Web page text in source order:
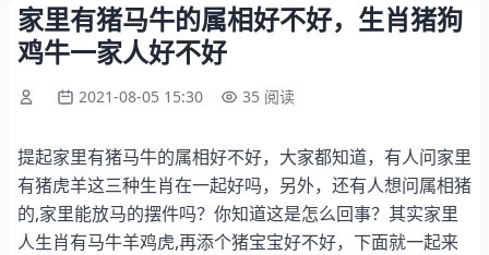
家里有猪马牛的属相好不好，生肖猪狗
鸡牛一家人好不好
2021-08-05 15:30 35 阅读
提起家里有猪马牛的属相好不好，大家都知道，有人问家里
有猪虎羊这三种生肖在一起好吗，另外，还有人想问属相猪
的,家里能放马的摆件吗？你知道这是怎么回事？其实家里
人生肖有马牛羊鸡虎,再添个猪宝宝好不好，下面就一起来